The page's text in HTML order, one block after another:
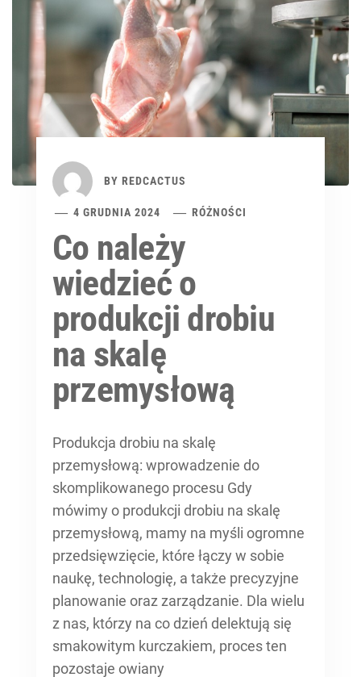
BY REDCACTUS
4 GRUDNIA 2024 RÓŻNOŚCI
Co należy
wiedzieć o
produkcji drobiu
na skalę
przemysłową
Produkcja drobiu na skalę
przemysłową: wprowadzenie do
skomplikowanego procesu Gdy
mówimy o produkcji drobiu na skalę
przemysłową, mamy na myśli ogromne
przedsięwzięcie, które łączy w sobie
naukę, technologię, a także precyzyjne
planowanie oraz zarządzanie. Dla wielu
z nas, którzy na co dzień delektują się
smakowitym kurczakiem, proces ten
pozostaje owiany